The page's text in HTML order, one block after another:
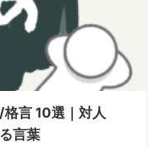
言 10選｜対人
言葉